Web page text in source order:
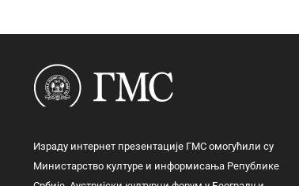
Израду интернет презентације ГМС омогућили су
Министарство културе и информисања Републике